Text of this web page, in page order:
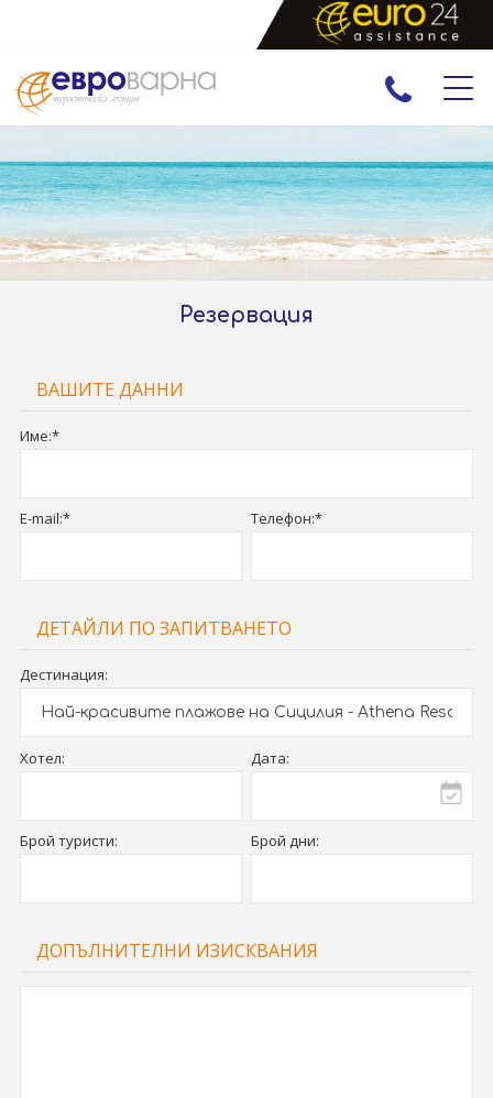
ПРАЗНИЦИ
ЕКСКУРЗИИ И ПОЧИВКИ
РАННИ ЗАПИСВАНИЯ
ЕКЗОТИКА
Резервация
ВАШИТЕ ДАННИ
Име:*
E-mail:* Телефон:*
ДЕТАЙЛИ ПО ЗАПИТВАНЕТО
Дестинация:
Хотел: Дата:
Брой туристи: Брой дни:
ДОПЪЛНИТЕЛНИ ИЗИСКВАНИЯ